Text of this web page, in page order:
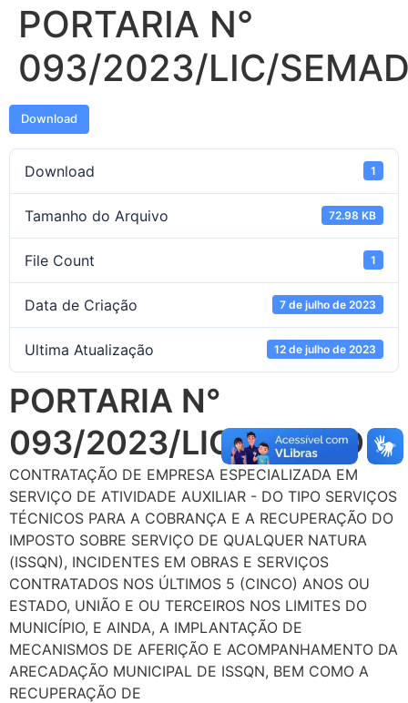
PORTARIA N°
093/2023/LIC/
Download
Download 1
Tamanho do Arquivo 72.98 KB
File Count 1
Data de Criação 7 de julho de 2023
Ultima Atualização 12 de julho de 2023
PORTARIA N°
093/2023/LIC/SEMAD
CONTRATAÇÃO DE EMPRESA ESPECIALIZADA EM
SERVIÇO DE ATIVIDADE AUXILIAR - DO TIPO SERVIÇOS
TÉCNICOS PARA A COBRANÇA E A RECUPERAÇÃO DO
IMPOSTO SOBRE SERVIÇO DE QUALQUER NATURA
(ISSQN), INCIDENTES EM OBRAS E SERVIÇOS
CONTRATADOS NOS ÚLTIMOS 5 (CINCO) ANOS OU
ESTADO, UNIÃO E OU TERCEIROS NOS LIMITES DO
MUNICÍPIO, E AINDA, A IMPLANTAÇÃO DE
MECANISMOS DE AFERIÇÃO E ACOMPANHAMENTO DA
ARECADAÇÃO MUNICIPAL DE ISSQN, BEM COMO A
RECUPERAÇÃO DE